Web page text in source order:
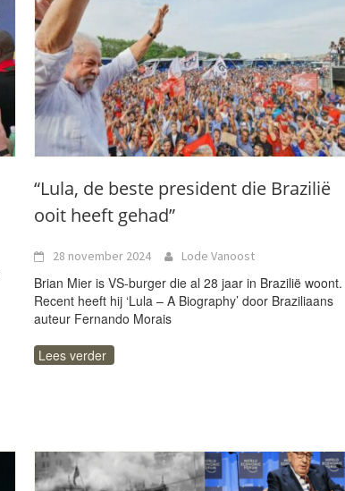
“Lula, de beste president die Brazilië
ooit heeft gehad”
28 november 2024 Lode Vanoost
Brian Mier is VS-burger die al 28 jaar in Brazilië woont.
Recent heeft hij ‘Lula – A Biography’ door Braziliaans
auteur Fernando Morais
Lees verder